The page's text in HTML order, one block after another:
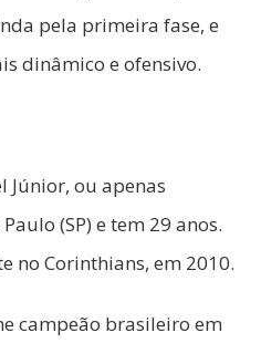
pela primeira fase, e
dinâmico e ofensivo.
Júnior, ou apenas
(SP) e tem 29 anos.
no Corinthians, em 2010.
campeão brasileiro em